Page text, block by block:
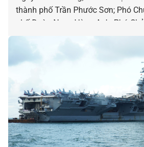
thành phố Trần Phước Sơn; Phó
phố Đoàn Ngọc Hùng Anh; Phó
phố Nguyễn Công Thanh chủ trì kỳ